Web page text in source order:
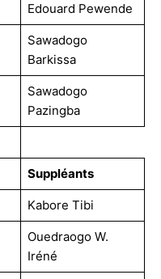
Edouard Pewende
Sawadogo
Barkissa
Sawadogo
Pazingba
Suppléants
Kabore Tibi
Ouedraogo W.
Iréné